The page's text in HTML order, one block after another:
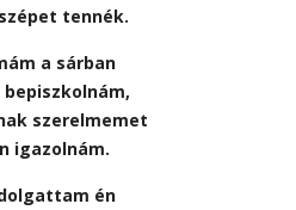
tennék.
a sárban
bepiszkolnám,
szerelmemet
igazolnám.
én